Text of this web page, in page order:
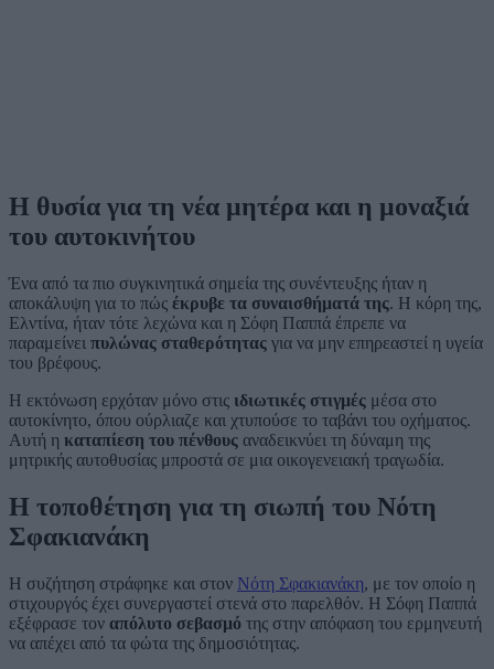
Η θυσία για τη νέα μητέρα και η μοναξιά
του αυτοκινήτου
Ένα από τα πιο συγκινητικά σημεία της συνέντευξης ήταν η
αποκάλυψη για το πώς έκρυβε τα συναισθήματά της. Η κόρη της,
Ελντίνα, ήταν τότε λεχώνα και η Σόφη Παππά έπρεπε να
παραμείνει πυλώνας σταθερότητας για να μην επηρεαστεί η υγεία
του βρέφους.
Η εκτόνωση ερχόταν μόνο στις ιδιωτικές στιγμές μέσα στο
αυτοκίνητο, όπου ούρλιαζε και χτυπούσε το ταβάνι του οχήματος.
Αυτή η καταπίεση του πένθους αναδεικνύει τη δύναμη της
μητρικής αυτοθυσίας μπροστά σε μια οικογενειακή τραγωδία.
Η τοποθέτηση για τη σιωπή του Νότη
Σφακιανάκη
Η συζήτηση στράφηκε και στον Νότη Σφακιανάκη, με τον οποίο η
στιχουργός έχει συνεργαστεί στενά στο παρελθόν. Η Σόφη Παππά
εξέφρασε τον απόλυτο σεβασμό της στην απόφαση του ερμηνευτή
να απέχει από τα φώτα της δημοσιότητας.